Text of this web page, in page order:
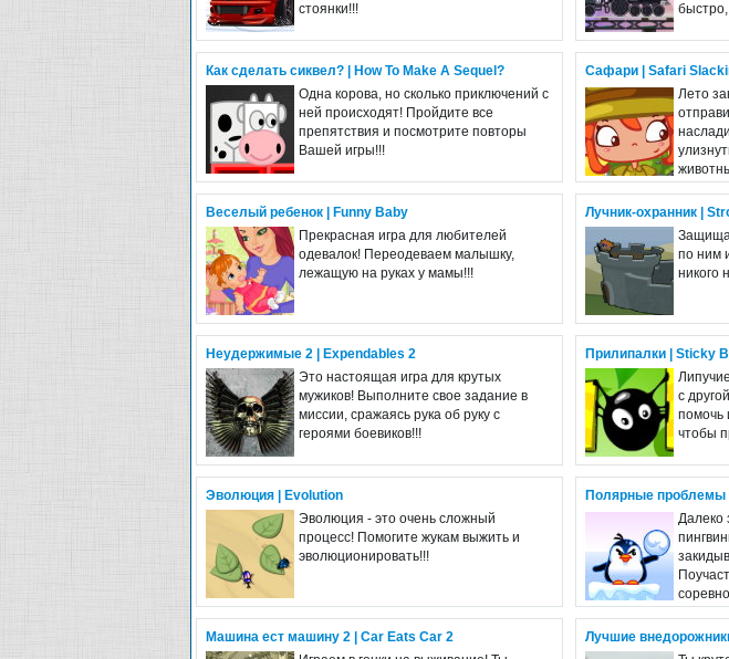
стоянки!!!
Как сделать сиквел? | How To Make A Sequel?
Одна корова, но сколько приключений с
ней происходят! Пройдите все
препятствия и посмотрите повторы
Вашей игры!!!
Сафари | Safari
Лето
Веселый ребенок | Funny Baby
Прекрасная игра для любителей
одевалок! Переодеваем малышку,
лежащую на руках у мамы!!!
Лучник-охранник |
по ним
никого
Неудержимые 2 | Expendables 2
Это настоящая игра для крутых
мужиков! Выполните свое задание в
миссии, сражаясь рука об руку с
героями боевиков!!!
Прилипалки | Sticky
с
помочь
чтобы
Эволюция | Evolution
Эволюция - это очень сложный
процесс! Помогите жукам выжить и
эволюционировать!!!
Полярные проблемы
Далеко
Машина ест машину 2 | Car Eats Car 2
Лучшие